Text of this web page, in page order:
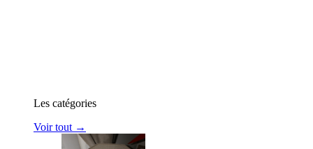
Les catégories
Voir tout →